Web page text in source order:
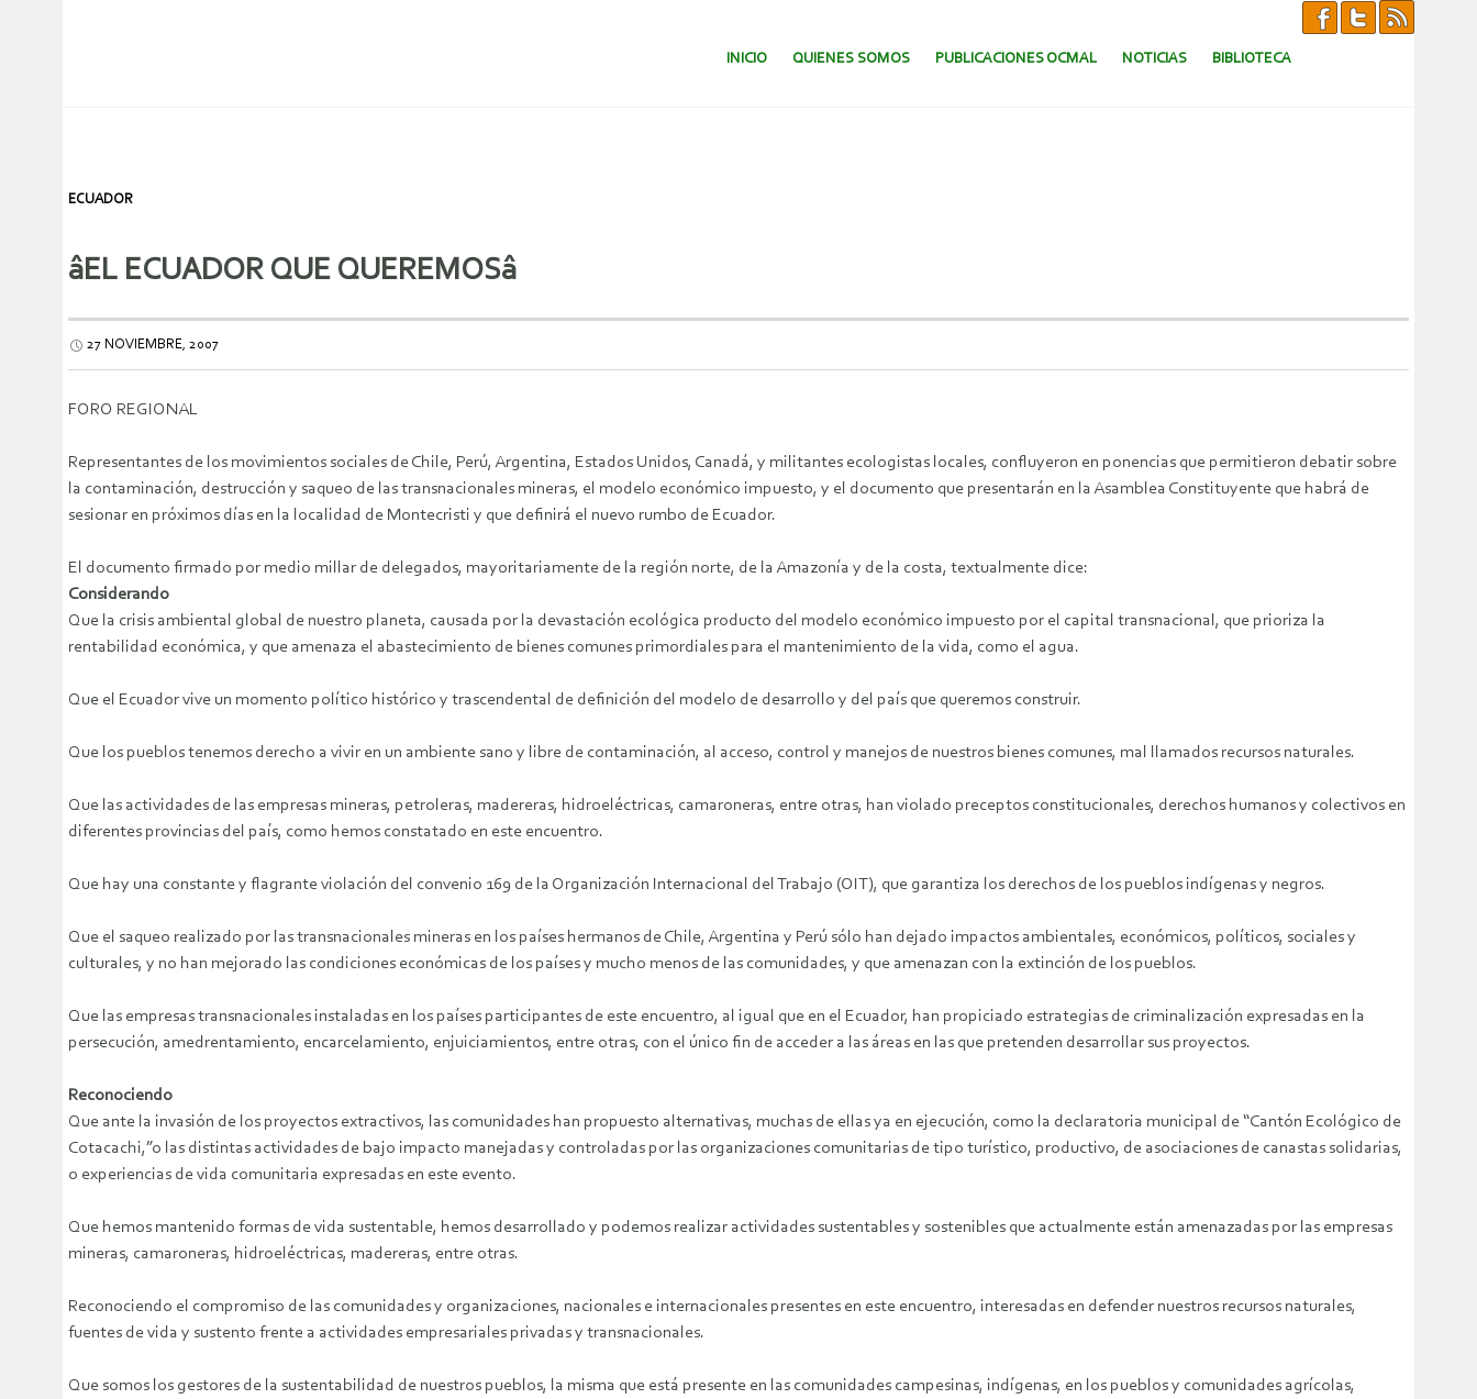
SALTAR AL CONTENIDO.
INICIO QUIENES SOMOS PUBLICACIONES OCMAL NOTICIAS BIBLIOTECA
ECUADOR
âEL ECUADOR QUE QUEREMOSâ
27 NOVIEMBRE, 2007
FORO REGIONAL
Representantes de los movimientos sociales de Chile, Perú, Argentina, Estados Unidos, Canadá, y militantes ecologistas locales, confluyeron en ponencias que permitieron debatir sobre
la contaminación, destrucción y saqueo de las transnacionales mineras, el modelo económico impuesto, y el documento que presentarán en la Asamblea Constituyente que habrá de
sesionar en próximos días en la localidad de Montecristi y que definirá el nuevo rumbo de Ecuador.
El documento firmado por medio millar de delegados, mayoritariamente de la región norte, de la Amazonía y de la costa, textualmente dice:
Considerando
Que la crisis ambiental global de nuestro planeta, causada por la devastación ecológica producto del modelo económico impuesto por el capital transnacional, que prioriza la
rentabilidad económica, y que amenaza el abastecimiento de bienes comunes primordiales para el mantenimiento de la vida, como el agua.
Que el Ecuador vive un momento político histórico y trascendental de definición del modelo de desarrollo y del país que queremos construir.
Que los pueblos tenemos derecho a vivir en un ambiente sano y libre de contaminación, al acceso, control y manejos de nuestros bienes comunes, mal llamados recursos naturales.
Que las actividades de las empresas mineras, petroleras, madereras, hidroeléctricas, camaroneras, entre otras, han violado preceptos constitucionales, derechos humanos y colectivos en
diferentes provincias del país, como hemos constatado en este encuentro.
Que hay una constante y flagrante violación del convenio 169 de la Organización Internacional del Trabajo (OIT), que garantiza los derechos de los pueblos indígenas y negros.
Que el saqueo realizado por las transnacionales mineras en los países hermanos de Chile, Argentina y Perú sólo han dejado impactos ambientales, económicos, políticos, sociales y
culturales, y no han mejorado las condiciones económicas de los países y mucho menos de las comunidades, y que amenazan con la extinción de los pueblos.
Que las empresas transnacionales instaladas en los países participantes de este encuentro, al igual que en el Ecuador, han propiciado estrategias de criminalización expresadas en la
persecución, amedrentamiento, encarcelamiento, enjuiciamientos, entre otras, con el único fin de acceder a las áreas en las que pretenden desarrollar sus proyectos.
Reconociendo
Que ante la invasión de los proyectos extractivos, las comunidades han propuesto alternativas, muchas de ellas ya en ejecución, como la declaratoria municipal de “Cantón Ecológico de
Cotacachi,”o las distintas actividades de bajo impacto manejadas y controladas por las organizaciones comunitarias de tipo turístico, productivo, de asociaciones de canastas solidarias,
o experiencias de vida comunitaria expresadas en este evento.
Que hemos mantenido formas de vida sustentable, hemos desarrollado y podemos realizar actividades sustentables y sostenibles que actualmente están amenazadas por las empresas
mineras, camaroneras, hidroeléctricas, madereras, entre otras.
Reconociendo el compromiso de las comunidades y organizaciones, nacionales e internacionales presentes en este encuentro, interesadas en defender nuestros recursos naturales,
fuentes de vida y sustento frente a actividades empresariales privadas y transnacionales.
Que somos los gestores de la sustentabilidad de nuestros pueblos, la misma que está presente en las comunidades campesinas, indígenas, en los pueblos y comunidades agrícolas,